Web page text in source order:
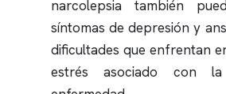
narcolepsia también
síntomas de depresión y
dificultades que enfrentan
estrés asociado con